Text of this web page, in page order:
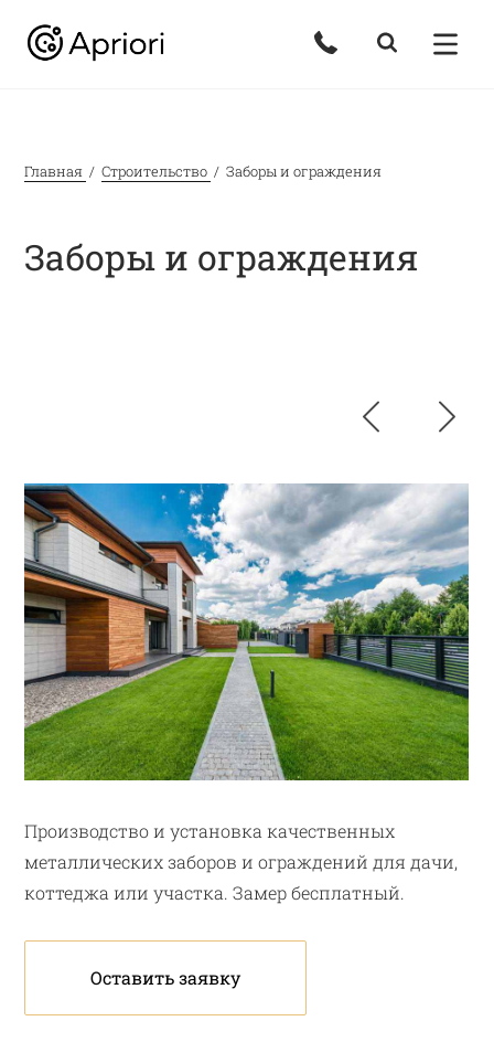
Главная Строительство Заборы и ограждения
Заборы и ограждения
Производство и установка качественных
металлических заборов и ограждений для дачи,
коттеджа или участка. Замер бесплатный.
Оставить заявку